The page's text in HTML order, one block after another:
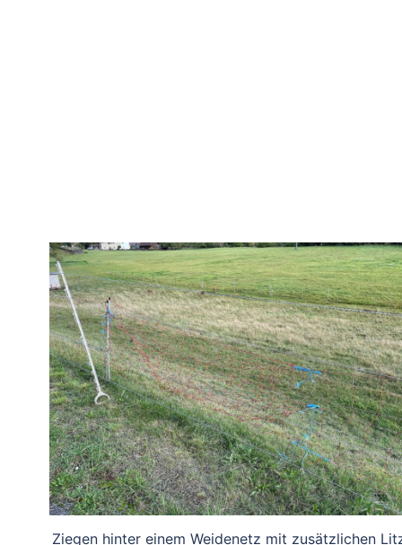
Ziegen hinter einem Weidenetz mit zusätzlichen